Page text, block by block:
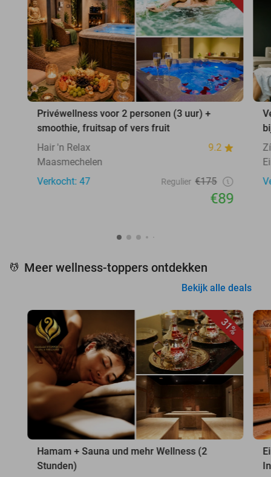
Privéwellness voor 2 personen (3 uur) +
smoothie, fruitsap of vers fruit
Hair 'n Relax
9.2
Maasmechelen
Verkocht: 47
Regulier €175
€89
💆 Meer wellness-toppers ontdekken
Bekijk alle deals
31%
Hamam + Sauna und mehr Wellness (2
Stunden)